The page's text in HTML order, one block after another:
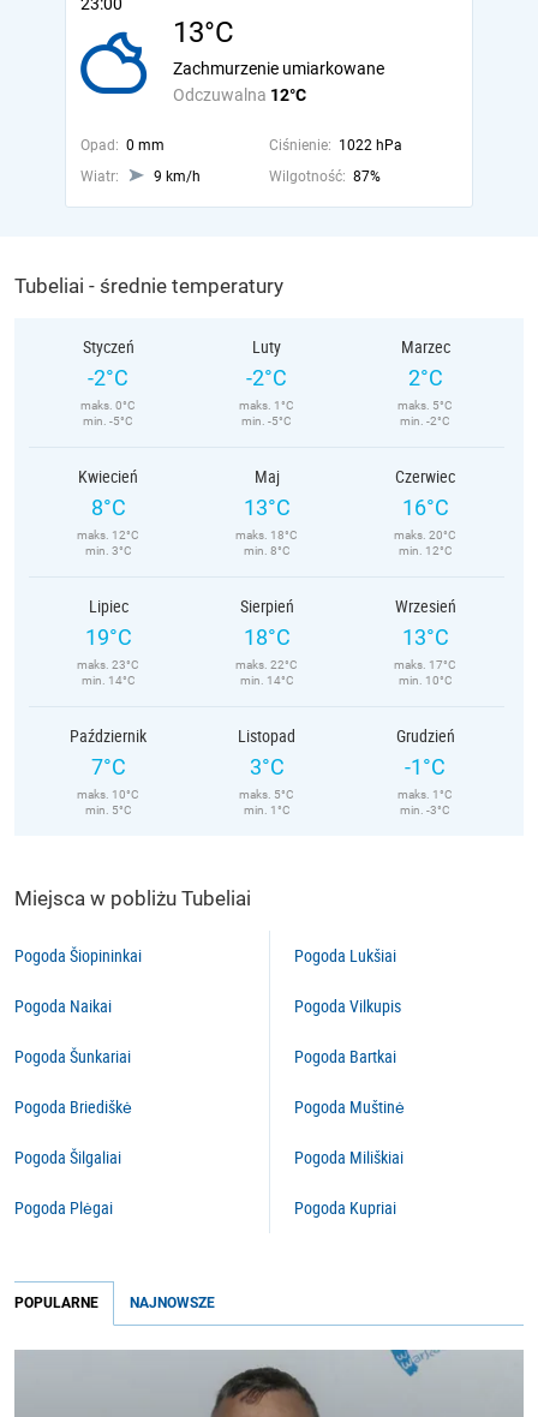
13°C
Odczuwalna 12°C
Zachmurzenie umiarkowane
Opad: 0 mm Ciśnienie: 1022 hPa
Wiatr:
9 km/h Wilgotność: 87%
Tubeliai - średnie temperatury
Styczeń
-2°C
maks. 0°C
min. -5°C
Luty
-2°C
maks. 1°C
min. -5°C
Marzec
2°C
maks. 5°C
min. -2°C
Kwiecień
8°C
maks. 12°C
min. 3°C
Maj
13°C
maks. 18°C
min. 8°C
Czerwiec
16°C
maks. 20°C
min. 12°C
Lipiec
19°C
maks. 23°C
min. 14°C
Sierpień
18°C
maks. 22°C
min. 14°C
Wrzesień
13°C
maks. 17°C
min. 10°C
Październik
7°C
maks. 10°C
min. 5°C
Listopad
3°C
maks. 5°C
min. 1°C
Grudzień
-1°C
maks. 1°C
min. -3°C
Miejsca w pobliżu Tubeliai
Pogoda Šiopininkai
Pogoda Naikai
Pogoda Šunkariai
Pogoda Briediškė
Pogoda Šilgaliai
Pogoda Plėgai
Pogoda Lukšiai
Pogoda Vilkupis
Pogoda Bartkai
Pogoda Muštinė
Pogoda Miliškiai
Pogoda Kupriai
POPULARNE NAJNOWSZE